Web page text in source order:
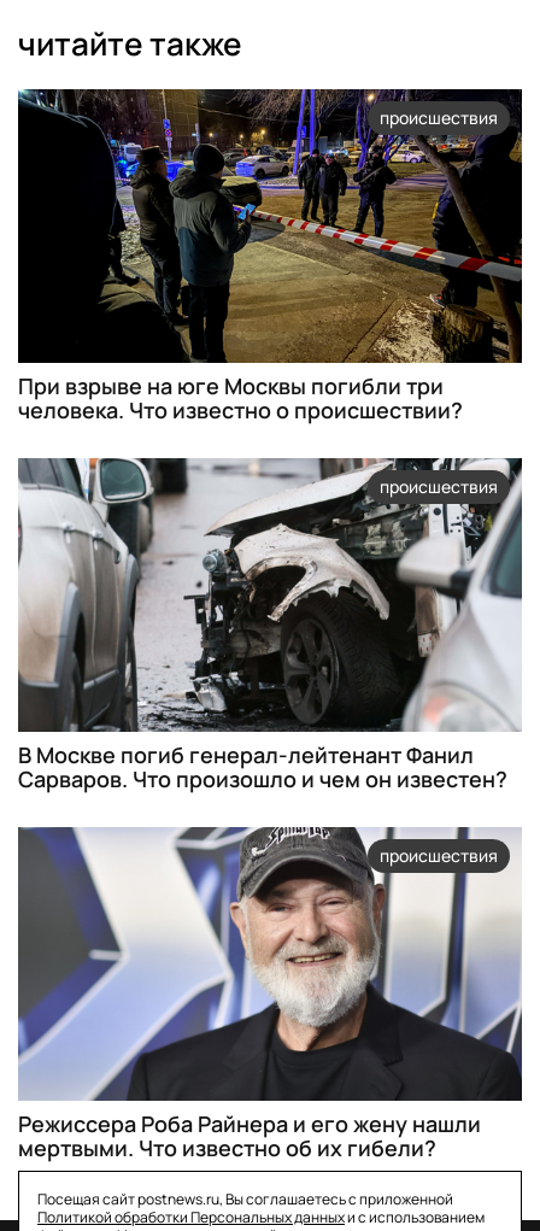
читайте также
происшествия
При взрыве на юге Москвы погибли три
человека. Что известно о происшествии?
происшествия
В Москве погиб генерал-лейтенант Фанил
Сарваров. Что произошло и чем он известен?
происшествия
Режиссера Роба Райнера и его жену нашли
мертвыми. Что известно об их гибели?
Посещая сайт postnews.ru, Вы соглашаетесь с приложенной
Политикой обработки Персональных данныхи с использованием